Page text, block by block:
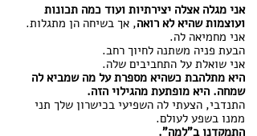
אני מגלה אצלה יצירתיות ועוד כמה תכונות
ועוצמות שהיא לא רואה, אך בשיחה הן מתגלות.
אני מחמיאה לה.
הבעת פניה משתנה לחיוך רחב.
אני שואלת על התחביבים שלה.
היא מתלהבת כשהיא מספרת על מה שמביא לה
שמחה. היא מופתעת מהגילוי הזה.
התנדבי, הצעתי לה השפיעי בכישרון שלך תני
ממנו בשפע לעולם.
התמקדנו ב"למה".